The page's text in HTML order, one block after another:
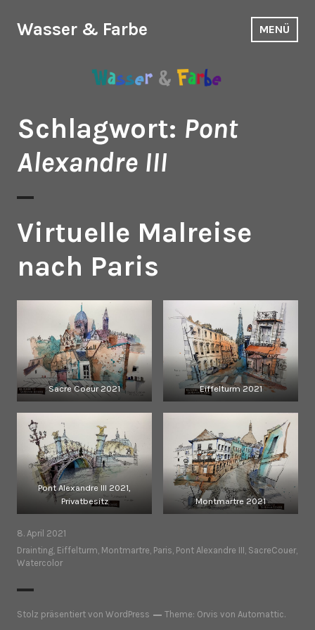
Inhalt
Wasser & Farbe MENÜ
Schlagwort: Pont
Alexandre III
Virtuelle Malreise
nach Paris
Sacre Coeur 2021 Eiffelturm 2021
Pont Alexandre III 2021,
Privatbesitz
Montmartre 2021
8. April 2021
Drainting Eiffelturm Montmartre Paris Pont Alexandre III SacreCouer
Watercolor
Stolz präsentiert von WordPress Theme: Orvis von Automattic.